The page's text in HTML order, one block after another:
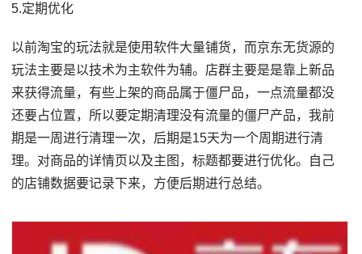
5.定期优化
以前淘宝的玩法就是使用软件大量铺货，而京东无货源的
玩法主要是以技术为主软件为辅。店群主要是是靠上新品
来获得流量，有些上架的商品属于僵尸品，一点流量都没
还要占位置，所以要定期清理没有流量的僵尸产品，我前
期是一周进行清理一次，后期是15天为一个周期进行清
理。对商品的详情页以及主图，标题都要进行优化。自己
的店铺数据要记录下来，方便后期进行总结。